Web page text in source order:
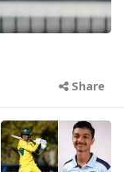
Share